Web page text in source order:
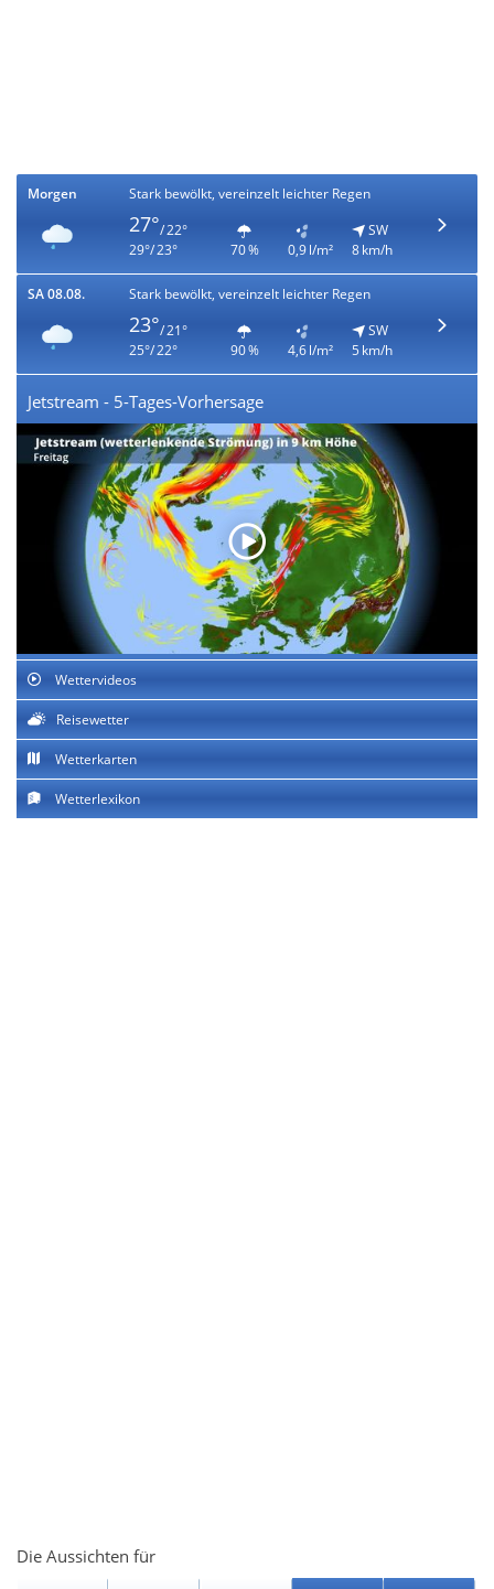
Morgen Stark bewölkt, vereinzelt leichter Regen
27°/ 22°
29°/ 23°
70 % 0,9 l/m²
SW
8 km/h
SA 08.08. Stark bewölkt, vereinzelt leichter Regen
23°/ 21°
25°/ 22°
90 % 4,6 l/m²
SW
5 km/h
Jetstream - 5-Tages-Vorhersage
Wettervideos
Reisewetter
Wetterkarten
Wetterlexikon
Die Aussichten für